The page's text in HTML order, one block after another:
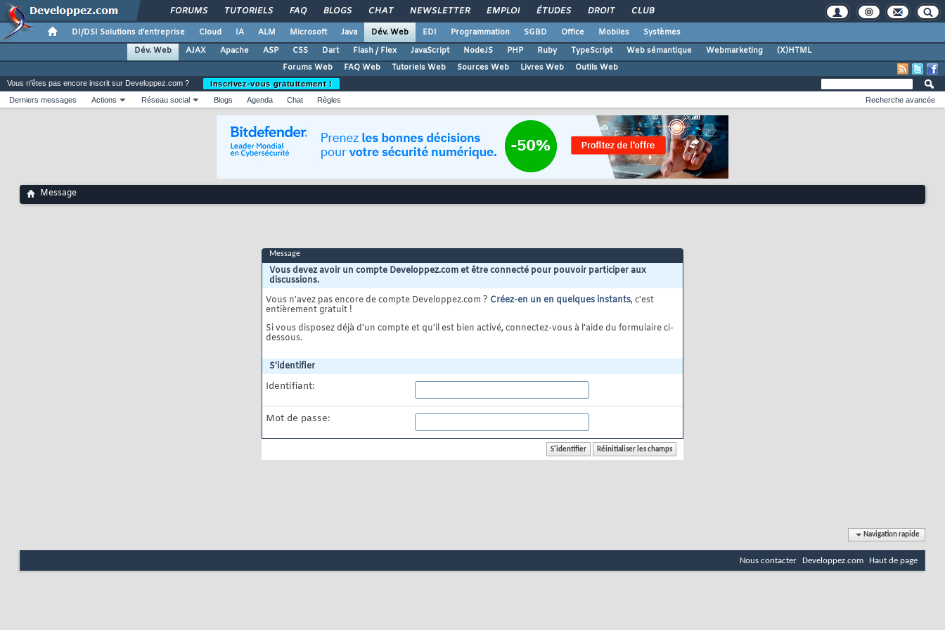
FORUMS TUTORIELS FAQ BLOGS CHAT NEWSLETTER EMPLOI ÉTUDES DROIT CLUB
DI/DSI Solutions d'entreprise Cloud IA ALM Microsoft Java Dév. Web EDI Programmation SGBD Office Mobiles
Systèmes
Dév. Web
AJAX Apache ASP CSS Dart Flash / Flex JavaScript NodeJS PHP Ruby TypeScript Web sémantique Webmarketing
(X)HTML
Forums Web
FAQ Web Tutoriels Web Sources Web Livres Web Outils Web
Vous n'êtes pas encore inscrit sur Developpez.com ?
Inscrivez-vous gratuitement !
Derniers messages
Actions Réseau social Blogs Agenda Chat Règles Recherche avancée
Message
Message
Vous devez avoir un compte Developpez.com et être connecté pour pouvoir participer aux
discussions.
Vous n'avez pas encore de compte Developpez.com ? Créez-en un en quelques instants, c'est
entièrement gratuit !
Si vous disposez déjà d'un compte et qu'il est bien activé, connectez-vous à l'aide du formulaire ci-
dessous.
S'identifier
Identifiant:
Mot de passe:
Navigation rapide
Nous contacter Developpez.com Haut de page